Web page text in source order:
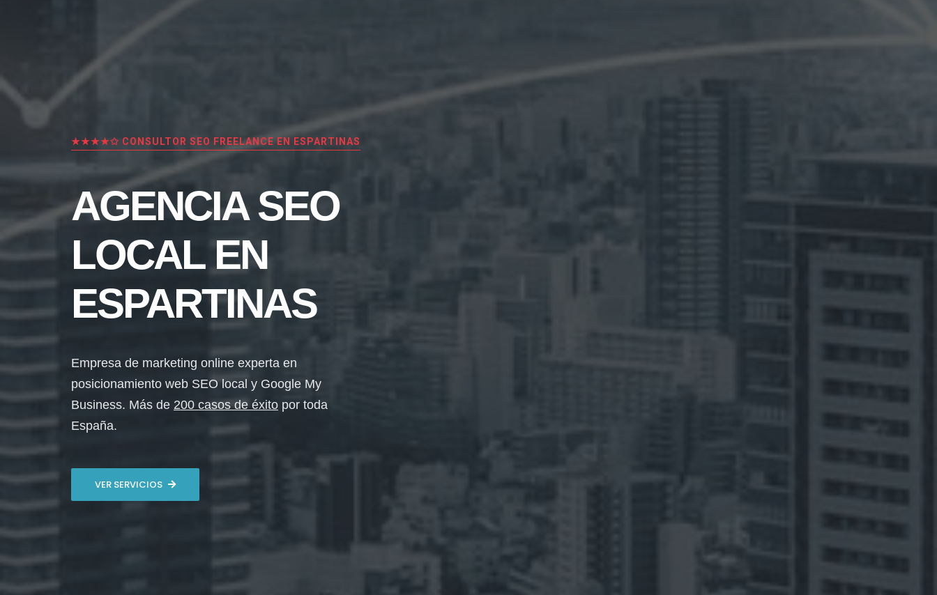
★★★★✩ CONSULTOR SEO FREELANCE EN ESPARTINAS
AGENCIA SEO
LOCAL EN
ESPARTINAS
Empresa de marketing online experta en
posicionamiento web SEO local y Google My
Business. Más de 200 casos de éxito por toda
España.
VER SERVICIOS